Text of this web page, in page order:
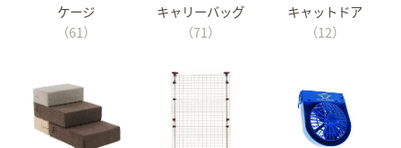
ケージ
（61）
キャリーバッグ
（71）
キャットドア
（12）